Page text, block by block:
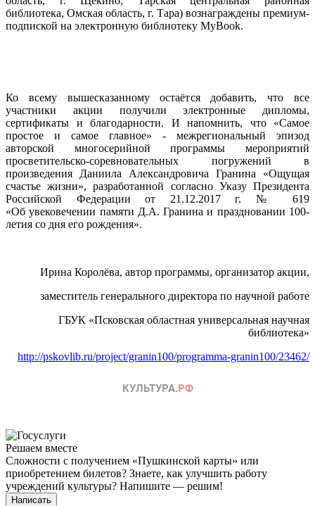
библиотека, Омская область, г. Тара) вознаграждены премиум-
подпиской на электронную библиотеку MyBook.
Ко всему вышесказанному остаётся добавить, что все
участники акции получили электронные дипломы,
сертификаты и благодарности. И напомнить, что «Самое
простое и самое главное» - межрегиональный эпизод
авторской многосерийной программы мероприятий
просветительско-соревновательных погружений в
произведения Даниила Александровича Гранина «Ощущая
счастье жизни», разработанной согласно Указу Президента
Российской Федерации от 21.12.2017 г. № 619
«Об увековечении памяти Д.А. Гранина и праздновании 100-
летия со дня его рождения».
Ирина Королёва, автор программы, организатор акции,
заместитель генерального директора по научной работе
ГБУК «Псковская областная универсальная научная
библиотека»
http://pskovlib.ru/project/granin100/programma-granin100/23462/
Решаем вместе
Сложности с получением «Пушкинской карты» или
приобретением билетов? Знаете, как улучшить работу
учреждений культуры? Напишите — решим!
Написать